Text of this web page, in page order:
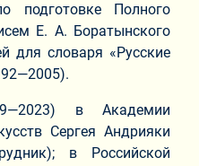
подготовке Полного
Е. А. Боратынского
для словаря «Русские
в Академии
Сергея Андрияки
в Российской